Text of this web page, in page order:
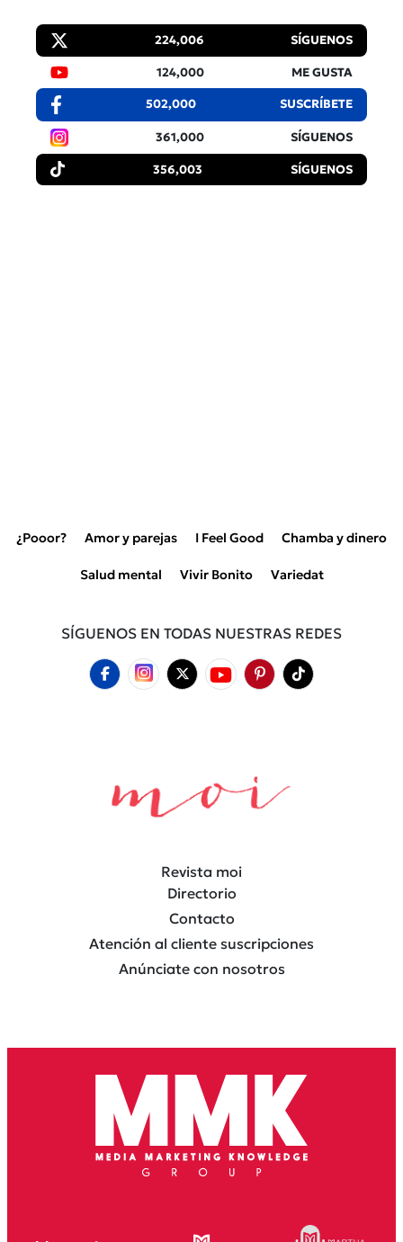
224,006 SÍGUENOS
124,000 ME GUSTA
502,000 SUSCRÍBETE
361,000 SÍGUENOS
356,003 SÍGUENOS
¿Pooor? Amor y parejas I Feel Good Chamba y dinero
Salud mental Vivir Bonito Variedat
SÍGUENOS EN TODAS NUESTRAS REDES
Revista moi
Directorio
Contacto
Atención al cliente suscripciones
Anúnciate con nosotros